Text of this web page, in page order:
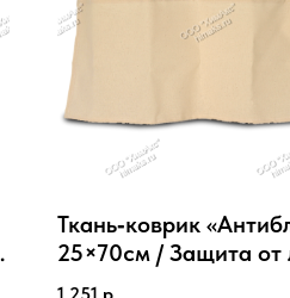
Ткань‑коврик
25×70см / Защита от
при глажении